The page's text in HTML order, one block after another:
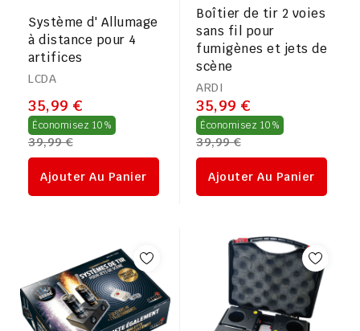
Système d' Allumage
à distance pour 4
artifices
LCDA
35,99 €
Économisez 10% Prix
régulier
39,99 €
Ajouter Au Panier
Boîtier de tir 2 voies
sans fil pour
fumigènes et jets de
scène
ARDI
35,99 €
Économisez 10% Prix
régulier
39,99 €
Ajouter Au Panier